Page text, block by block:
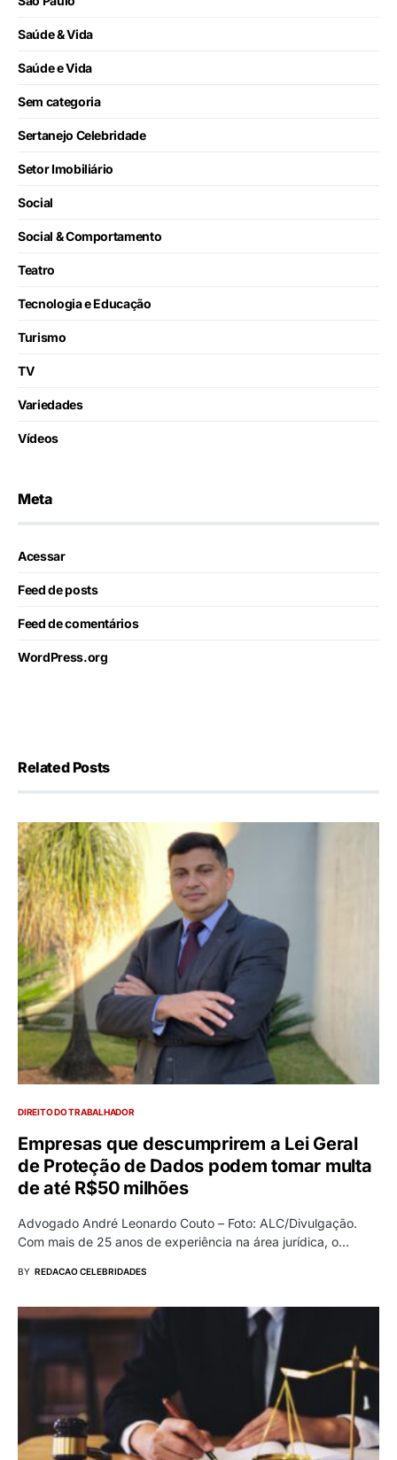
Saúde & Vida
Saúde e Vida
Sem categoria
Sertanejo Celebridade
Setor Imobiliário
Social
Social & Comportamento
Teatro
Tecnologia e Educação
Turismo
TV
Variedades
Vídeos
Meta
Acessar
Feed de posts
Feed de comentários
WordPress.org
Related Posts
DIREITO DO TRABALHADOR
Empresas que descumprirem a Lei Geral
de Proteção de Dados podem tomar multa
de até R$50 milhões
Advogado André Leonardo Couto – Foto: ALC/Divulgação.
Com mais de 25 anos de experiência na área jurídica, o…
BY REDACAO CELEBRIDADES